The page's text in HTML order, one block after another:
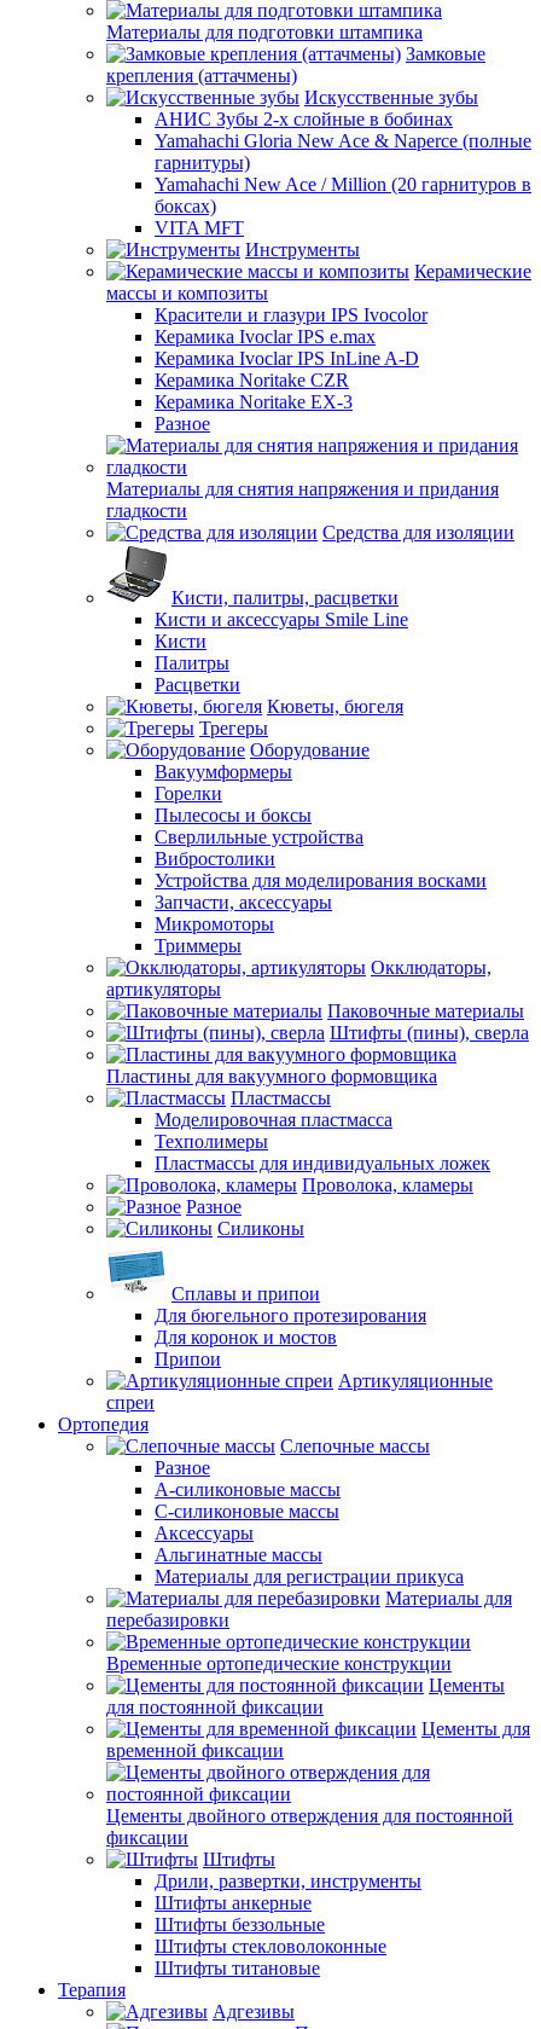
Материалы для подготовки штампика
Замковые
крепления (аттачмены)
Искусственные зубы
АНИС Зубы 2-х слойные в бобинах
Yamahachi Gloria New Ace & Naperce (полные
гарнитуры)
Yamahachi New Ace / Million (20 гарнитуров в
боксах)
VITA MFT
Инструменты
Керамические
массы и композиты
Красители и глазури IPS Ivocolor
Керамика Ivoclar IPS e.max
Керамика Ivoclar IPS InLine A-D
Керамика Noritake CZR
Керамика Noritake EX-3
Разное
Материалы для снятия напряжения и придания
гладкости
Средства для изоляции
Кисти, палитры, расцветки
Кисти и аксессуары Smile Line
Кисти
Палитры
Расцветки
Кюветы, бюгеля
Трегеры
Оборудование
Вакуумформеры
Горелки
Пылесосы и боксы
Сверлильные устройства
Вибростолики
Устройства для моделирования восками
Запчасти, аксессуары
Микромоторы
Триммеры
Окклюдаторы,
артикуляторы
Паковочные материалы
Штифты (пины), сверла
Пластины для вакуумного формовщика
Пластмассы
Моделировочная пластмасса
Техполимеры
Пластмассы для индивидуальных ложек
Проволока, кламеры
Разное
Силиконы
Сплавы и припои
Для бюгельного протезирования
Для коронок и мостов
Припои
Артикуляционные
спреи
Ортопедия
Слепочные массы
Разное
А-силиконовые массы
С-силиконовые массы
Аксессуары
Альгинатные массы
Материалы для регистрации прикуса
Материалы для
перебазировки
Временные ортопедические конструкции
Цементы
для постоянной фиксации
Цементы для
временной фиксации
Цементы двойного отверждения для постоянной
фиксации
Штифты
Дрили, развертки, инструменты
Штифты анкерные
Штифты беззольные
Штифты стекловолоконные
Штифты титановые
Терапия
Адгезивы